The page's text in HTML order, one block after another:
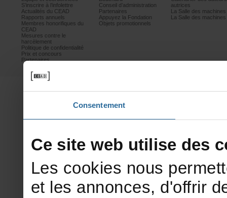
Consentement
S’inscrireàl’infolettre
ActualitésduCEAD
Rapportsannuels
Membreshonorifiquesdu
CEAD
Mesurescontrele
harcèlement
Politiquedeconfidentialité
Prixetconcours
Partenaires
Conseild’administration
Partenaires
AppuyezlaFondation
Objetspromotionnels
autrices